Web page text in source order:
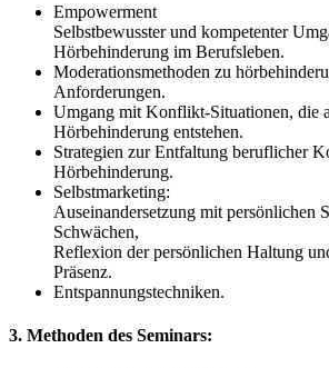
Empowerment
Selbstbewusster und kompetenter
Hörbehinderung im Berufsleben.
Moderationsmethoden zu
Anforderungen.
Umgang mit Konflikt-Situationen, die
Hörbehinderung entstehen.
Strategien zur Entfaltung beruflicher
Hörbehinderung.
Selbstmarketing:
Auseinandersetzung mit persönlichen
Schwächen,
Reflexion der persönlichen Haltung
Präsenz.
Entspannungstechniken.
3. Methoden des Seminars: